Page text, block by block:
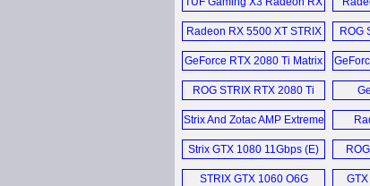
5700 Series (E)
Radeon RX 5500 XT STRIX
8GB (E)
ROG
GeForce RTX 2080 Ti Matrix
11GB (E)
ROG STRIX RTX 2080 Ti
Video Card (E)
Strix And Zotac AMP Extreme
GTX 1070 Ti (E)
Strix GTX 1080 11Gbps (E)
STRIX GTX 1060 O6G